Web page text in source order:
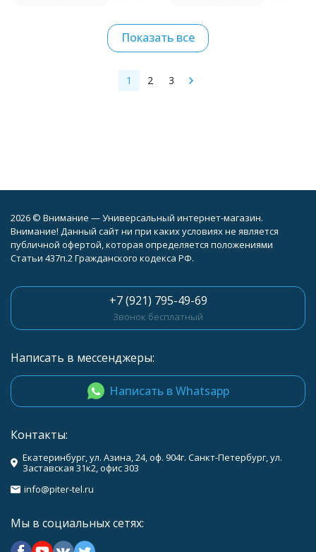
Показать все
1 2 3
2026 © Внимание — Универсальный интернет-магазин.
Внимание! Данный сайт ни при каких условиях не является
публичной офертой, которая определяется положениями
Статьи 437п.2 Гражданского кодекса РФ.
+7 (921) 795-49-69
Звонок бесплатный
Написать в мессенджеры:
Написать в Whatsapp
Контакты:
Екатеринбург, ул. Азина, 24, оф. 904г. Санкт-Петербург, ул.
Заставская 31к2, офис 303
info@piter-tel.ru
Мы в социальных сетях: